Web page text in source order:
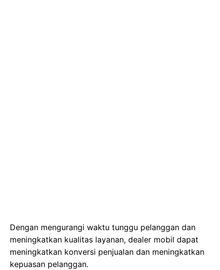
Dengan mengurangi waktu tunggu pelanggan dan
meningkatkan kualitas layanan, dealer mobil dapat
meningkatkan konversi penjualan dan meningkatkan
kepuasan pelanggan.